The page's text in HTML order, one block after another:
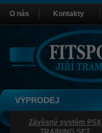
VÝPRODEJ
Závěsný systém PSX
O nás Kontakty